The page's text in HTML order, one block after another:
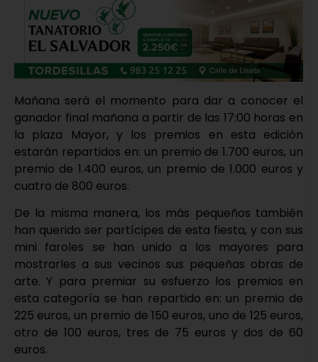
Mañana será el momento para dar a conocer el
ganador final mañana a partir de las 17:00 horas en
la plaza Mayor, y los premios en esta edición
estarán repartidos en: un premio de 1.700 euros, un
premio de 1.400 euros, un premio de 1.000 euros y
cuatro de 800 euros.
De la misma manera, los más pequeños también
han querido ser partícipes de esta fiesta, y con sus
mini faroles se han unido a los mayores para
mostrarles a sus vecinos sus pequeñas obras de
arte. Y para premiar su esfuerzo los premios en
esta categoría se han repartido en: un premio de
225 euros, un premio de 150 euros, uno de 125 euros,
otro de 100 euros, tres de 75 euros y dos de 60
euros.